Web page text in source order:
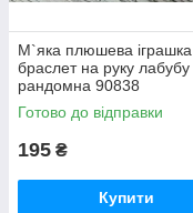
М`яка плюшева іграшка
браслет на руку лабубу
рандомна 90838
Готово до відправки
195 ₴
Купити